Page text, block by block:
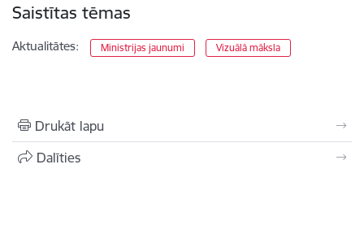
Saistītas tēmas
Aktualitātes: Ministrijas jaunumi Vizuālā māksla
Drukāt lapu
Dalīties